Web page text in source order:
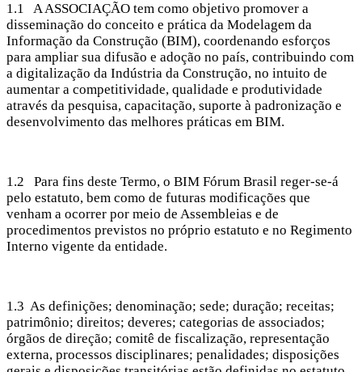
1.1 A ASSOCIAÇÃO tem como objetivo promover a
disseminação do conceito e prática da Modelagem da
Informação da Construção (BIM), coordenando esforços
para ampliar sua difusão e adoção no país, contribuindo com
a digitalização da Indústria da Construção, no intuito de
aumentar a competitividade, qualidade e produtividade
através da pesquisa, capacitação, suporte à padronização e
desenvolvimento das melhores práticas em BIM.
1.2 Para fins deste Termo, o BIM Fórum Brasil reger-se-á
pelo estatuto, bem como de futuras modificações que
venham a ocorrer por meio de Assembleias e de
procedimentos previstos no próprio estatuto e no Regimento
Interno vigente da entidade.
1.3 As definições; denominação; sede; duração; receitas;
patrimônio; direitos; deveres; categorias de associados;
órgãos de direção; comitê de fiscalização, representação
externa, processos disciplinares; penalidades; disposições